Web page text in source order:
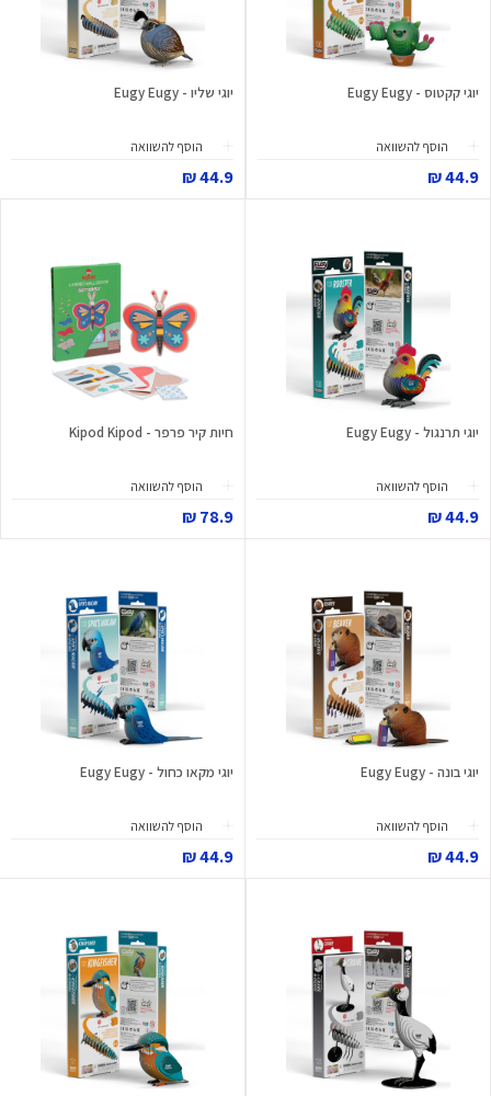
יוגי קקטוס - Eugy Eugy
הוסף להשוואה
44.9 ₪
יוגי שליו - Eugy Eugy
הוסף להשוואה
44.9 ₪
יוגי תרנגול - Eugy Eugy
הוסף להשוואה
44.9 ₪
חיות קיר פרפר - Kipod Kipod
הוסף להשוואה
78.9 ₪
יוגי בונה - Eugy Eugy
הוסף להשוואה
44.9 ₪
יוגי מקאו כחול - Eugy Eugy
הוסף להשוואה
44.9 ₪